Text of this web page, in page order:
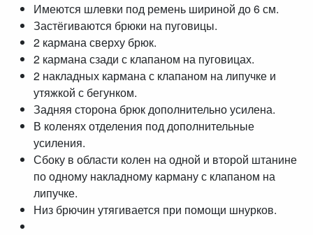
Имеются шлевки под ремень шириной до 6 см.
Застёгиваются брюки на пуговицы.
2 кармана сверху брюк.
2 кармана сзади с клапаном на пуговицах.
2 накладных кармана с клапаном на липучке и
утяжкой с бегунком.
Задняя сторона брюк дополнительно усилена.
В коленях отделения под дополнительные
усиления.
Сбоку в области колен на одной и второй штанине
по одному накладному карману с клапаном на
липучке.
Низ брючин утягивается при помощи шнурков.